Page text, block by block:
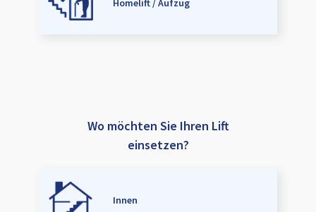
Wo möchten Sie Ihren Lift
einsetzen?
Innen